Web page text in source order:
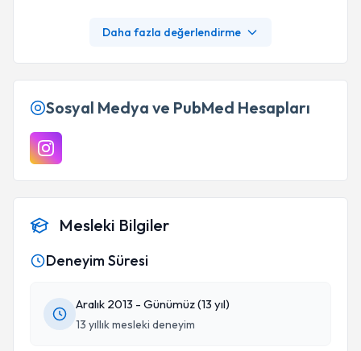
Daha fazla değerlendirme
Sosyal Medya ve PubMed Hesapları
Mesleki Bilgiler
Deneyim Süresi
Aralık 2013 - Günümüz (13 yıl)
13 yıllık mesleki deneyim